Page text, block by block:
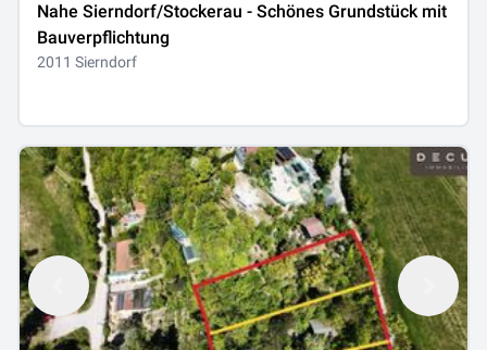
Nahe Sierndorf/Stockerau - Schönes Grundstück mit
Bauverpflichtung
2011 Sierndorf